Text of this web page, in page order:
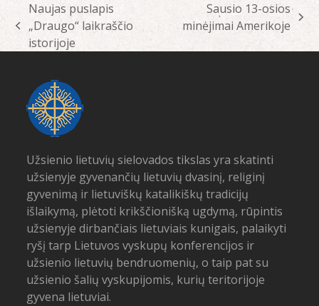
previous
post:
Naujas puslapis
„Draugo“ laikraščio
istorijoje
next
Sausio 13-osios
minėjimai Amerikoje
Užsienio lietuvių sielovados tikslas yra skatinti
užsienyje gyvenančių lietuvių dvasinį, religinį
gyvenimą ir lietuviškų katalikiškų tradicijų
išlaikymą, plėtoti krikščionišką ugdymą, rūpintis
užsienyje dirbančiais lietuviais kunigais, palaikyti
ryšį tarp Lietuvos vyskupų konferencijos ir
užsienio lietuvių bendruomenių, o taip pat su
užsienio šalių vyskupijomis, kurių teritorijoje
gyvena lietuviai.